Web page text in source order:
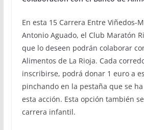
En esta 15 Carrera Entre Viñedos-
Antonio Aguado, el Club Maratón
que lo deseen podrán colaborar
Alimentos de La Rioja. Cada
inscribirse, podrá donar 1 euro a
pinchando en la pestaña que se
esta acción. Esta opción también
carrera infantil.